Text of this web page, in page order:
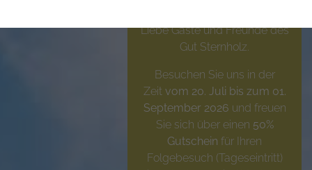
Liebe Gäste und Freunde des
Gut Sternholz.
Besuchen Sie uns in der
Zeit vom 20. Juli bis zum 01.
September 2026 und freuen
Sie sich über einen 50%
Gutschein für Ihren
Folgebesuch (Tageseintritt)